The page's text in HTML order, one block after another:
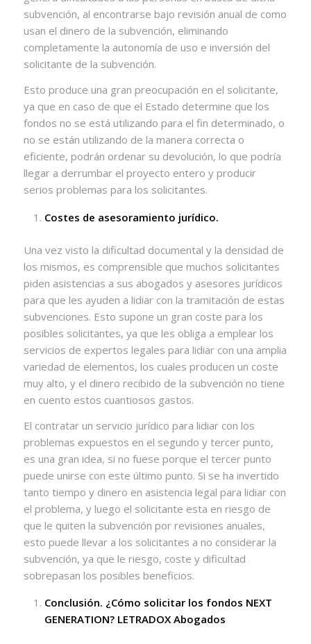
subvención, al encontrarse bajo revisión anual de como
usan el dinero de la subvención, eliminando
completamente la autonomía de uso e inversión del
solicitante de la subvención.
Esto produce una gran preocupación en el solicitante,
ya que en caso de que el Estado determine que los
fondos no se está utilizando para el fin determinado, o
no se están utilizando de la manera correcta o
eficiente, podrán ordenar su devolución, lo que podría
llegar a derrumbar el proyecto entero y producir
serios problemas para los solicitantes.
Costes de asesoramiento jurídico.
Una vez visto la dificultad documental y la densidad de
los mismos, es comprensible que muchos solicitantes
piden asistencias a sus abogados y asesores jurídicos
para que les ayuden a lidiar con la tramitación de estas
subvenciones. Esto supone un gran coste para los
posibles solicitantes, ya que les obliga a emplear los
servicios de expertos legales para lidiar con una amplia
variedad de elementos, los cuales producen un coste
muy alto, y el dinero recibido de la subvención no tiene
en cuento estos cuantiosos gastos.
El contratar un servicio jurídico para lidiar con los
problemas expuestos en el segundo y tercer punto,
es una gran idea, si no fuese porque el tercer punto
puede unirse con este último punto. Si se ha invertido
tanto tiempo y dinero en asistencia legal para lidiar con
el problema, y luego el solicitante esta en riesgo de
que le quiten la subvención por revisiones anuales,
esto puede llevar a los solicitantes a no considerar la
subvención, ya que le riesgo, coste y dificultad
sobrepasan los posibles beneficios.
Conclusión. ¿Cómo solicitar los fondos NEXT
GENERATION? LETRADOX Abogados